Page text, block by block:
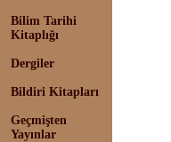
Bilim Tarihi
Kitaplığı
Dergiler
Bildiri Kitapları
Geçmişten
Yayınlar